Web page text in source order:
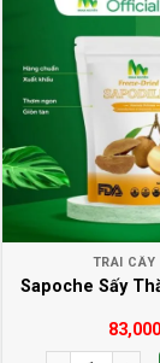
TRÁI CÂY
Sapoche Sấy
83,000
Sapoche Sấy